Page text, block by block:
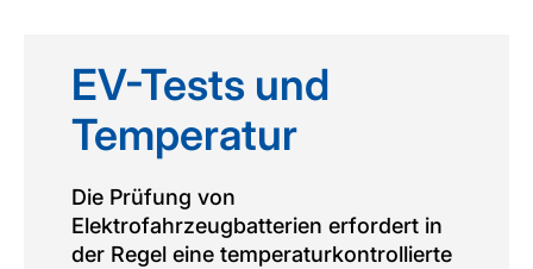
EV-Tests und
Temperatur
Die Prüfung von
Elektrofahrzeugbatterien erfordert in
der Regel eine temperaturkontrollierte